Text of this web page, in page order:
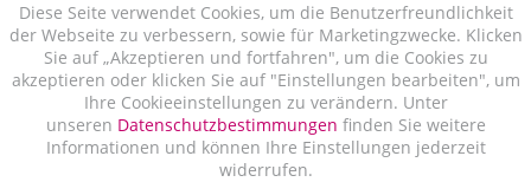
Diese Seite verwendet Cookies, um die Benutzerfreundlichkeit
der Webseite zu verbessern, sowie für Marketingzwecke. Klicken
Sie auf „Akzeptieren und fortfahren", um die Cookies zu
akzeptieren oder klicken Sie auf "Einstellungen bearbeiten", um
Ihre Cookieeinstellungen zu verändern. Unter
unseren Datenschutzbestimmungen finden Sie weitere
Informationen und können Ihre Einstellungen jederzeit
widerrufen.